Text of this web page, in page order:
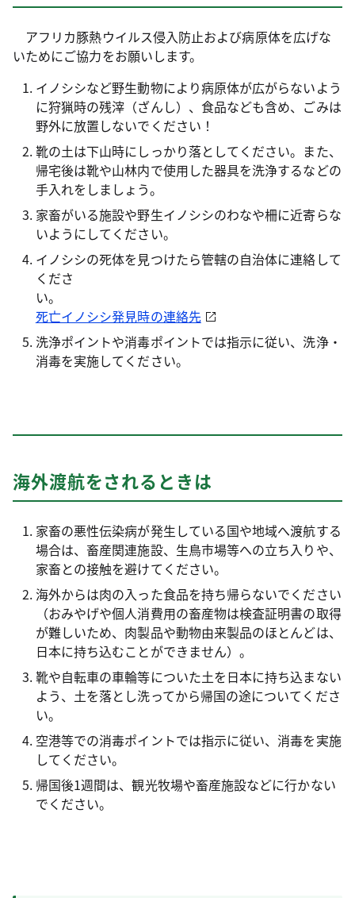
アフリカ豚熱ウイルス侵入防止および病原体を広げな
いためにご協力をお願いします。
イノシシなど野生動物により病原体が広がらないよう
に狩猟時の残滓（ざんし）、食品なども含め、ごみは
野外に放置しないでください！
靴の土は下山時にしっかり落としてください。また、
帰宅後は靴や山林内で使用した器具を洗浄するなどの
手入れをしましょう。
家畜がいる施設や野生イノシシのわなや柵に近寄らな
いようにしてください。
イノシシの死体を見つけたら管轄の自治体に連絡して
くださ
い
死亡イノシシ発見時の連絡先
洗浄ポイントや消毒ポイントでは指示に従い、洗浄・
消毒を実施してください。
海外渡航をされるときは
家畜の悪性伝染病が発生している国や地域へ渡航する
場合は、畜産関連施設、生鳥市場等への立ち入りや、
家畜との接触を避けてください。
海外からは肉の入った食品を持ち帰らないでください
（おみやげや個人消費用の畜産物は検査証明書の取得
が難しいため、肉製品や動物由来製品のほとんどは、
日本に持ち込むことができません）。
靴や自転車の車輪等についた土を日本に持ち込まない
よう、土を落とし洗ってから帰国の途についてくださ
い。
空港等での消毒ポイントでは指示に従い、消毒を実施
してください。
帰国後1週間は、観光牧場や畜産施設などに行かない
でください。